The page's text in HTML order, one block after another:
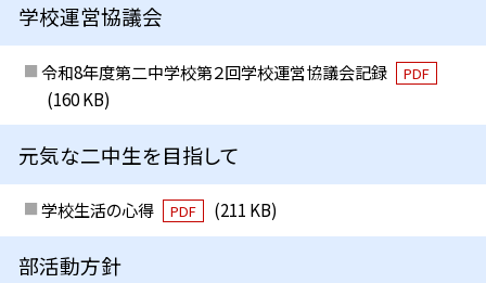
学校運営協議会
令和8年度第二中学校第２回学校運営協議会記録 PDF
(160 KB)
元気な二中生を目指して
学校生活の心得 PDF (211 KB)
部活動方針